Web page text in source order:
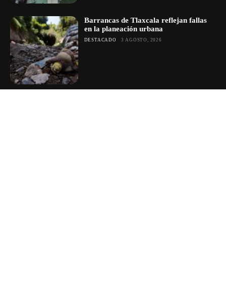
Barrancas de Tlaxcala reflejan fallas
en la planeación urbana
DESTACADO 3 AGOSTO, 2026